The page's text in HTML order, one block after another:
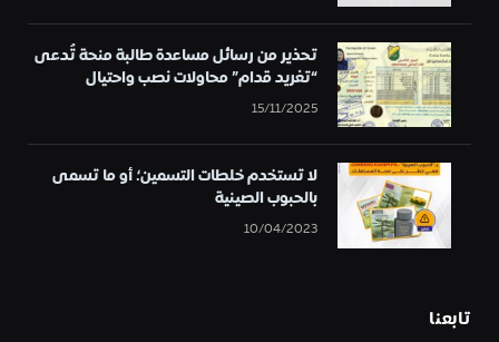
تحذير من رسائل مساعدة طالبة منحة تُدعى
“تغريد قدام” محاولات نصب واحتيال
15/11/2025
لا تستخدم خلطات التسمين؛ أو ما تسمى
بالحبوب الصينية
10/04/2023
تابعنا